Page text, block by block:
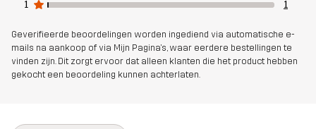
Artikelnummer 11183_4229
1
1
Geverifieerde beoordelingen worden ingediend via automatische e-
mails na aankoop of via Mijn Pagina's, waar eerdere bestellingen te
vinden zijn. Dit zorgt ervoor dat alleen klanten die het product hebben
gekocht een beoordeling kunnen achterlaten.